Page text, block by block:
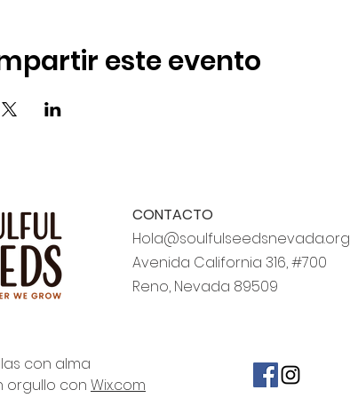
este evento
CONTACTO
Hola@soulfulseedsnevada.org
Avenida California 316, #700
Reno, Nevada 89509
con alma
orgullo con Wix.com